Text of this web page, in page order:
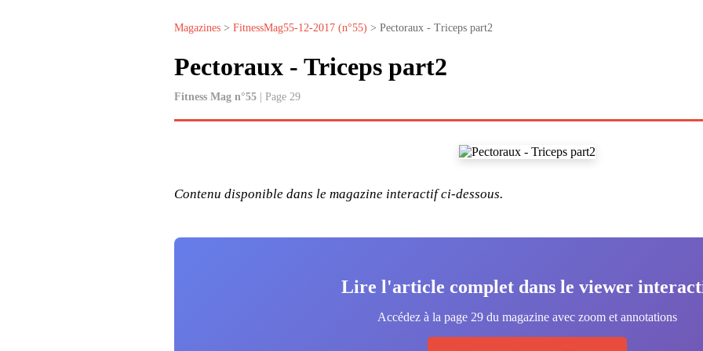
Magazines > FitnessMag55-12-2017 (n°55) > Pectoraux - Triceps part2
Pectoraux - Triceps part2
Fitness Mag n°55 | Page 29
Contenu disponible dans le magazine interactif ci-dessous.
Lire l'article complet dans le viewer
Accédez à la page 29 du magazine avec zoom et annotations